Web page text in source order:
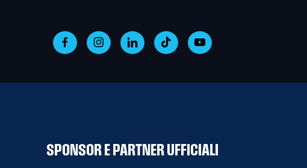
SPONSOR E PARTNER UFFICIALI